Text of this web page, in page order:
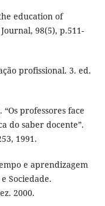
education of
98(5), p.511-
profissional. 3. ed.
“Os professores face
do saber docente”.
1991.
e aprendizagem
Sociedade.
2000.